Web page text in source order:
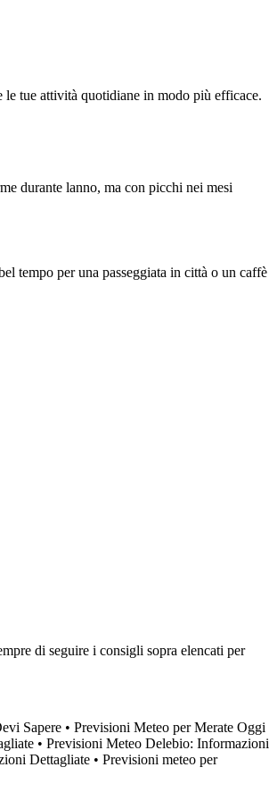
tue attività quotidiane in modo più efficace.
durante lanno, ma con picchi nei mesi
tempo per una passeggiata in città o un caffè
di seguire i consigli sopra elencati per
Sapere • Previsioni Meteo per Merate Oggi
• Previsioni Meteo Delebio: Informazioni
Dettagliate • Previsioni meteo per